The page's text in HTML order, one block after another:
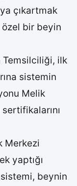
çıkartmak
bir beyin
Temsilciliği, ilk
sistemin
Melik
Merkezi
yaptığı
beynin